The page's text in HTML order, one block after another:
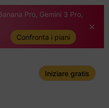
Pro, Gemini 3 Pro,
Confronta i piani
Iniziare gratis